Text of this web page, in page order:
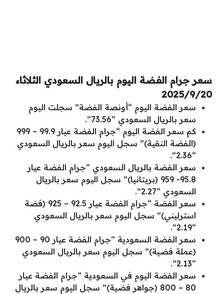
سعر جرام الفضة اليوم بالريال السعودي الثلاثاء
2025/9/20
سعر الفضة اليوم “أونصة الفضة” سجلت اليوم
سعر بالريال السعودي “73.56”.
كم سعر الفضة اليوم “جرام الفضة عيار 99.9 – 999
(الفضة النقية)” سجل اليوم سعر بالريال السعودي
“2.36”.
سعر الفضة بالريال السعودي “جرام الفضة عيار
95.8- 959 (بريتانيا)” سجل اليوم سعر بالريال
السعودي “2.27”.
سعر الفضة “جرام الفضة عيار 92.5 – 925 (فضة
استرليني)” سجل اليوم سعر بالريال السعودي
“2.19”.
سعر الفضة السعودية “جرام الفضة عيار 90 – 900
(عملة فضية)” سجل اليوم سعر بالريال السعودي
“2.13”.
سعر الفضة اليوم في السعودية “جرام الفضة عيار
80 – 800 (جواهر فضية)” سجل اليوم سعر بالريال